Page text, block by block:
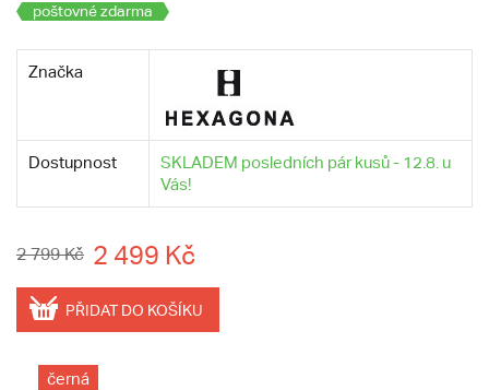
poštovné zdarma
Značka
Dostupnost
SKLADEM posledních pár kusů - 12.8. u
Vás!
2 799 Kč 2 499 Kč
PŘIDAT DO KOŠÍKU
černá